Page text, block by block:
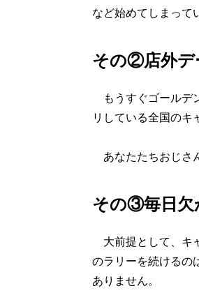
など始めてしまって
その②店外デ
もうすぐゴールデ
リしている全国のキ
あなたたちおじさ
その③毎日欠
大前提として、キ
のラリーを続けるの
ありません。